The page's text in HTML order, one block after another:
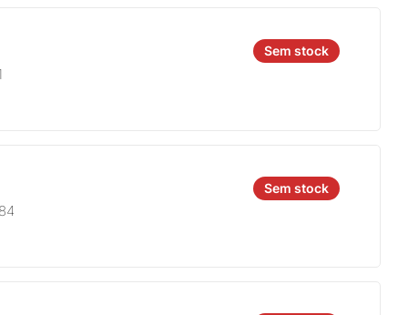
Sem stock
Sem stock